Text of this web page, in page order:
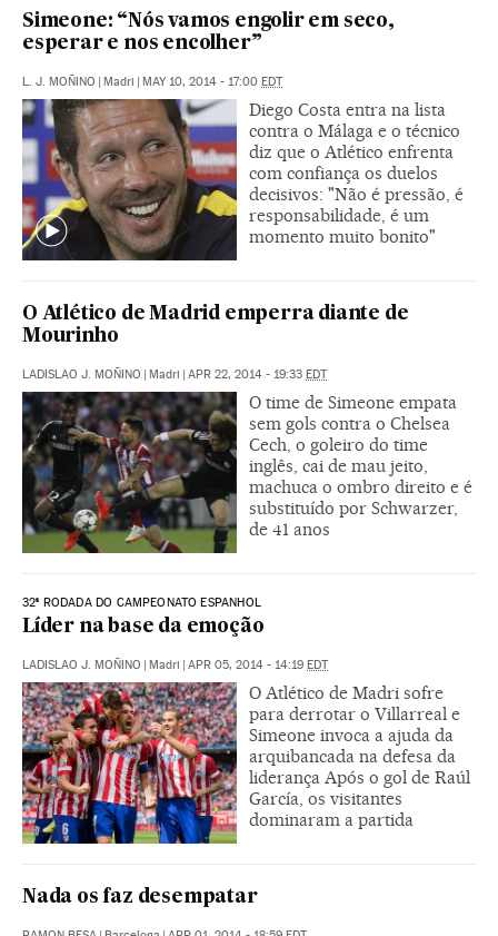
Simeone: “Nós vamos engolir em seco,
esperar e nos encolher”
L. J. MOÑINO | Madri | MAY 10, 2014 - 17:00 EDT
Diego Costa entra na lista
contra o Málaga e o técnico
diz que o Atlético enfrenta
com confiança os duelos
decisivos: "Não é pressão, é
responsabilidade, é um
momento muito bonito"
O Atlético de Madrid emperra diante de
Mourinho
LADISLAO J. MOÑINO | Madri | APR 22, 2014 - 19:33 EDT
O time de Simeone empata
sem gols contra o Chelsea
Cech, o goleiro do time
inglês, cai de mau jeito,
machuca o ombro direito e é
substituído por Schwarzer,
de 41 anos
32ª RODADA DO CAMPEONATO ESPANHOL
Líder na base da emoção
LADISLAO J. MOÑINO | Madri | APR 05, 2014 - 14:19 EDT
O Atlético de Madri sofre
para derrotar o Villarreal e
Simeone invoca a ajuda da
arquibancada na defesa da
liderança Após o gol de Raúl
García, os visitantes
dominaram a partida
Nada os faz desempatar